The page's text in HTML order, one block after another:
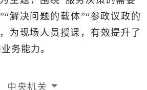
解决问题的载体”“参政议政的
为现场人员授课，有效提升了
务能力。
中央机关